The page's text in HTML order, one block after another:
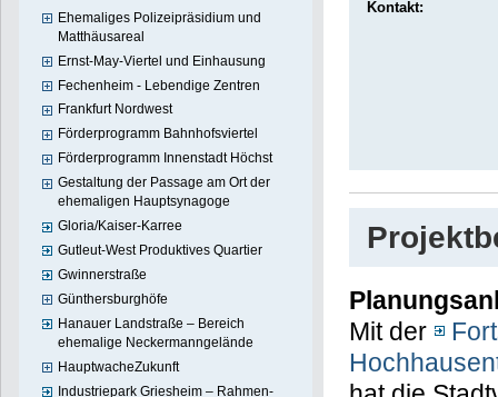
Ehemaliges Polizeipräsidium und
Matthäusareal
Ernst-May-Viertel und Einhausung
Fechenheim - Lebendige Zentren
Frankfurt Nordwest
Förderprogramm Bahnhofsviertel
Förderprogramm Innenstadt Höchst
Gestaltung der Passage am Ort der
ehemaligen Hauptsynagoge
Gloria/Kaiser-Karree
Gutleut-West Produktives Quartier
Gwinnerstraße
Günthersburghöfe
Hanauer Landstraße – Bereich
ehemalige Neckermanngelände
HauptwacheZukunft
Industriepark Griesheim – Rahmen-
Kontakt:
Mit der